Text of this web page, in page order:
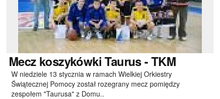
Meczkoszykówki Taurus - TKM
W niedziele 13 stycznia w ramach Wielkiej Orkiestry
Świątecznej Pomocy został rozegrany mecz pomiędzy
zespołem "Taurusa" z Domu..